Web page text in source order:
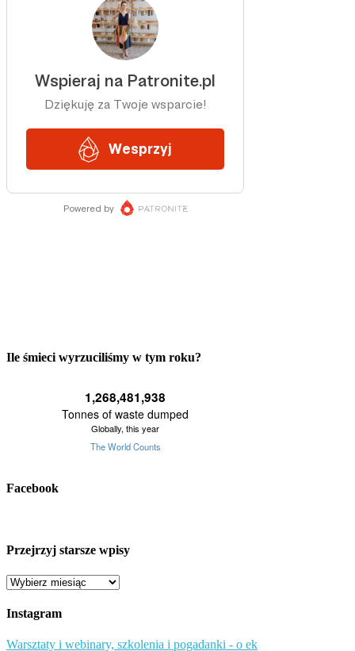
Ile śmieci wyrzuciliśmy w tym roku?
Facebook
Przejrzyj starsze wpisy
Przejrzyj
wpisy
Instagram
Warsztaty i webinary, szkolenia i pogadanki - o ek